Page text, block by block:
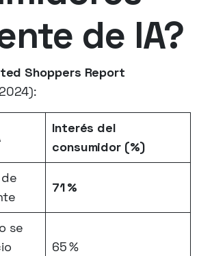
de IA?
Shoppers Report
Interés del
consumidor (%)
71 %
se
65 %